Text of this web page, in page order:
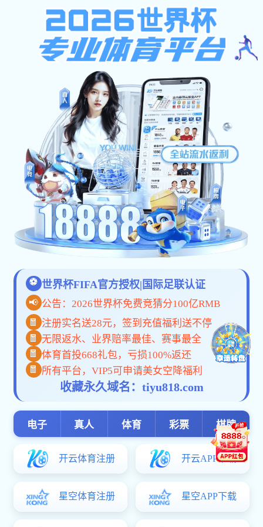
越南直播
越南直播: 越南直播:
部门概况
越南直播:
规章制度
越南直
越南直播:本科教学工程
综合改革
课程建设
教学团队
教学名师
您现在的位置： 特色专业
共0条 上页 1 下页